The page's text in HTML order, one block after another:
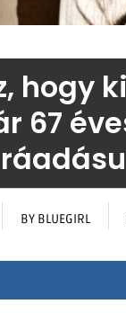
hogy
67
BY BLUEGIRL